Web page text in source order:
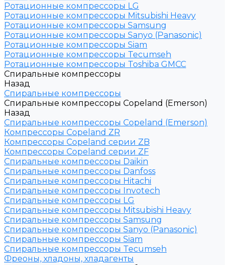
Ротационные компрессоры LG
Ротационные компрессоры Mitsubishi Heavy
Ротационные компрессоры Samsung
Ротационные компрессоры Sanyo (Panasonic)
Ротационные компрессоры Siam
Ротационные компрессоры Tecumseh
Ротационные компрессоры Toshiba GMCC
Спиральные компрессоры
Назад
Спиральные компрессоры
Спиральные компрессоры Copeland (Emerson)
Назад
Спиральные компрессоры Copeland (Emerson)
Компрессоры Copeland ZR
Компрессоры Copeland серии ZB
Компрессоры Copeland серии ZF
Спиральные компрессоры Daikin
Спиральные компрессоры Danfoss
Спиральные компрессоры Hitachi
Спиральные компрессоры Invotech
Спиральные компрессоры LG
Спиральные компрессоры Mitsubishi Heavy
Спиральные компрессоры Samsung
Спиральные компрессоры Sanyo (Panasonic)
Спиральные компрессоры Siam
Спиральные компрессоры Tecumseh
Фреоны, хладоны, хладагенты